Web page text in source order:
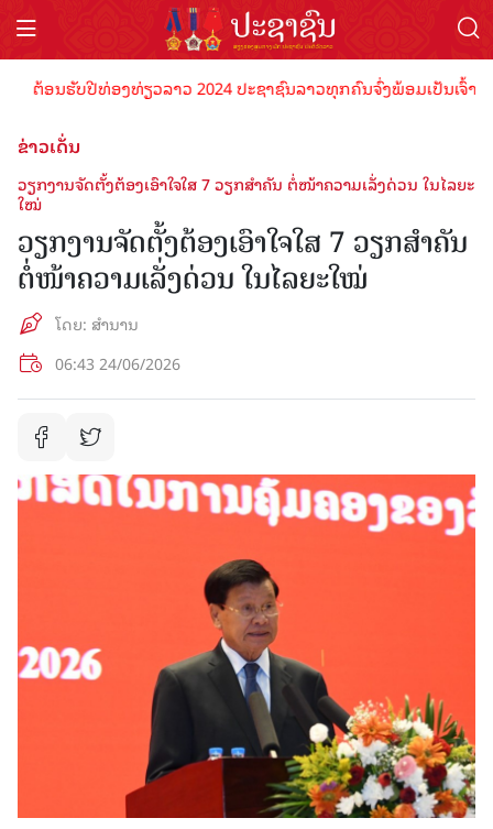
ບປີທ່ອງທ່ຽວລາວ 2024 ປະຊາຊົນລາວທຸກຄົນຈົ່ງພ້ອມເປັນເຈົ້າພາບທີ່ດີ
ຂ່າວເດັ່ນ
ວຽກງານຈັດຕັ້ງຕ້ອງເອົາໃຈໃສ 7 ວຽກສໍາຄັນ ຕໍ່ໜ້າຄວາມເລັ່ງດ່ວນ ໃນໄລຍະ
ໃໝ່
ວຽກງານຈັດຕັ້ງຕ້ອງເອົາໃຈໃສ 7 ວຽກສໍາຄັນ
ຕໍ່ໜ້າຄວາມເລັ່ງດ່ວນ ໃນໄລຍະໃໝ່
ໂດຍ: ສຳນານ
06:43 24/06/2026